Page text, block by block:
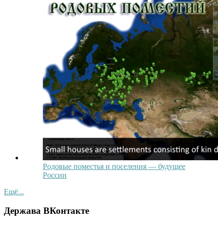
Родовые поместья и поселения — будущее
России
Ещё...
Держава ВКонтакте